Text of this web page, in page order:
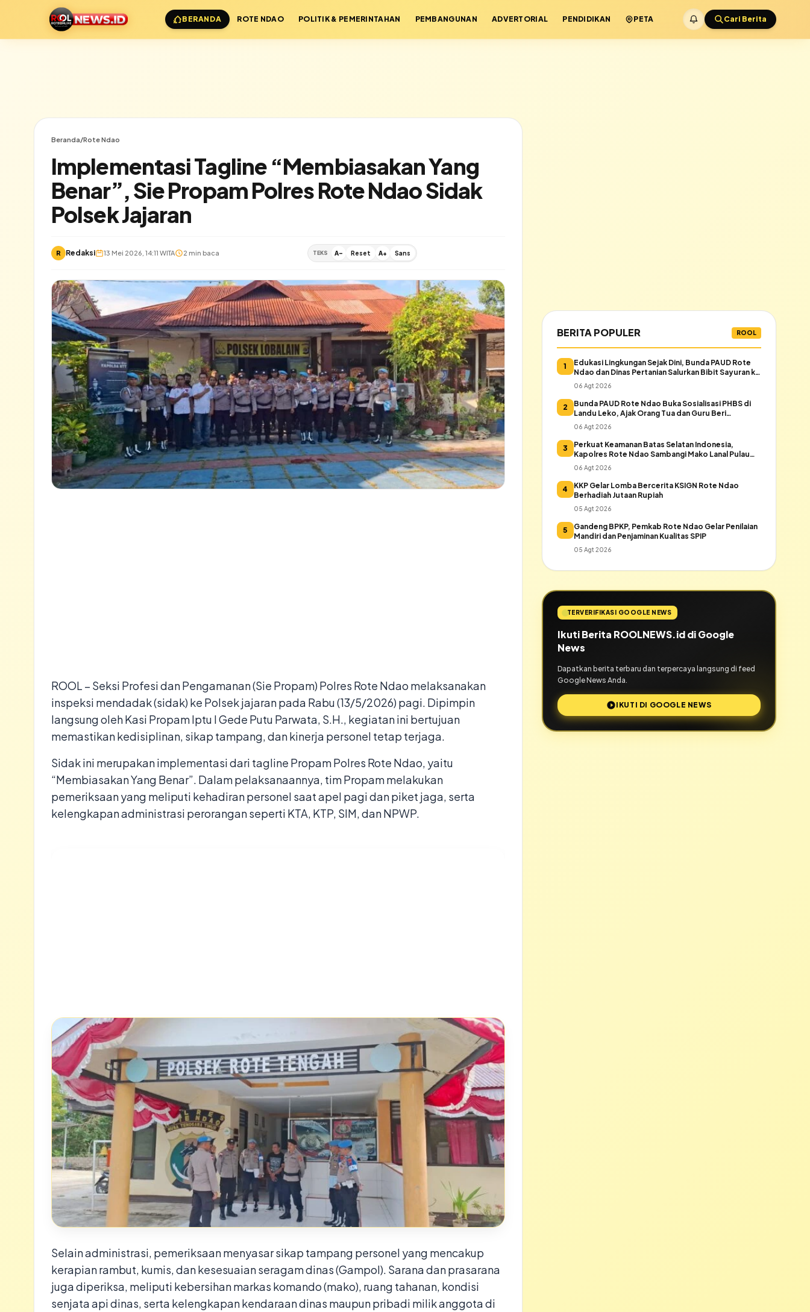
BERANDA ROTE NDAO POLITIK & PEMERINTAHAN PEMBANGUNAN ADVERTORIAL PENDIDIKAN PETA Cari Berita
Beranda/Rote Ndao
Implementasi Tagline “Membiasakan Yang
Benar”, Sie Propam Polres Rote Ndao Sidak
Polsek Jajaran
R Redaksi 13 Mei 2026, 14:11 WITA 2 min baca TEKS A- Reset A+ Sans
ROOL – Seksi Profesi dan Pengamanan (Sie Propam) Polres Rote Ndao melaksanakan
inspeksi mendadak (sidak) ke Polsek jajaran pada Rabu (13/5/2026) pagi. Dipimpin
langsung oleh Kasi Propam Iptu I Gede Putu Parwata, S.H., kegiatan ini bertujuan
memastikan kedisiplinan, sikap tampang, dan kinerja personel tetap terjaga.
​Sidak ini merupakan implementasi dari tagline Propam Polres Rote Ndao, yaitu
“Membiasakan Yang Benar”. Dalam pelaksanaannya, tim Propam melakukan
pemeriksaan yang meliputi kehadiran personel saat apel pagi dan piket jaga, serta
kelengkapan administrasi perorangan seperti KTA, KTP, SIM, dan NPWP.
​Selain administrasi, pemeriksaan menyasar sikap tampang personel yang mencakup
kerapian rambut, kumis, dan kesesuaian seragam dinas (Gampol). Sarana dan prasarana
juga diperiksa, meliputi kebersihan markas komando (mako), ruang tahanan, kondisi
senjata api dinas, serta kelengkapan kendaraan dinas maupun pribadi milik anggota di
BERITA POPULER ROOL
1
Edukasi Lingkungan Sejak Dini, Bunda PAUD Rote
Ndao dan Dinas Pertanian Salurkan Bibit Sayuran ke
Warga Daeloni
06 Agt 2026
2
Bunda PAUD Rote Ndao Buka Sosialisasi PHBS di
Landu Leko, Ajak Orang Tua dan Guru Beri
Keteladanan
06 Agt 2026
3
Perkuat Keamanan Batas Selatan Indonesia,
Kapolres Rote Ndao Sambangi Mako Lanal Pulau
Rote
06 Agt 2026
4
KKP Gelar Lomba Bercerita KSIGN Rote Ndao
Berhadiah Jutaan Rupiah
05 Agt 2026
5
Gandeng BPKP, Pemkab Rote Ndao Gelar Penilaian
Mandiri dan Penjaminan Kualitas SPIP
05 Agt 2026
TERVERIFIKASI GOOGLE NEWS
Ikuti Berita ROOLNEWS.id di Google
News
Dapatkan berita terbaru dan terpercaya langsung di feed
Google News Anda.
IKUTI DI GOOGLE NEWS
Lihat semua hasil →